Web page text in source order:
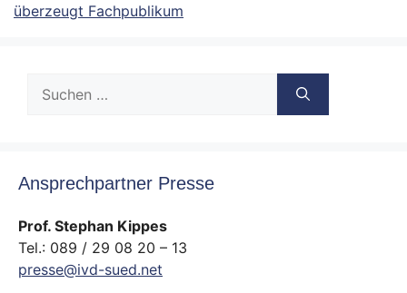
überzeugt Fachpublikum
nach:
Ansprechpartner Presse
Prof. Stephan Kippes
Tel.: 089 / 29 08 20 – 13
presse@ivd-sued.net